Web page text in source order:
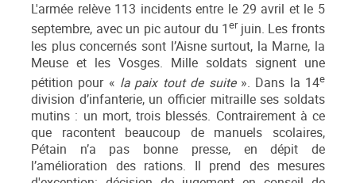
L'armée relève 113 incidents entre le 29 avril et le 5
septembre, avec un pic autour du 1er juin. Les fronts
les plus concernés sont l’Aisne surtout, la Marne, la
Meuse et les Vosges. Mille soldats signent une
pétition pour « la paix tout de suite». Dans la 14e
division d’infanterie, un officier mitraille ses soldats
mutins : un mort, trois blessés. Contrairement à ce
que racontent beaucoup de manuels scolaires,
Pétain n’a pas bonne presse, en dépit de
l’amélioration des rations. Il prend des mesures